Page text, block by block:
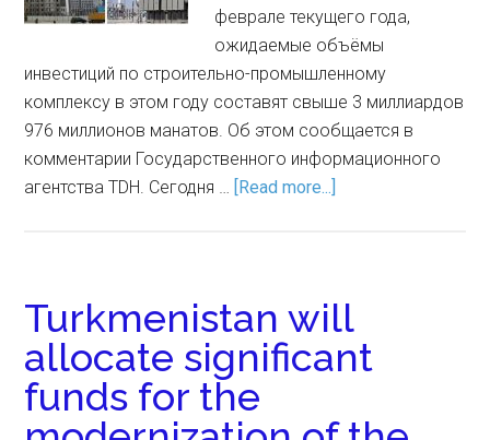
феврале текущего года,
ожидаемые объёмы
инвестиций по строительно-промышленному
комплексу в этом году составят свыше 3 миллиардов
976 миллионов манатов. Об этом сообщается в
комментарии Государственного информационного
агентства TDH. Сегодня … [Read more...]
Turkmenistan will
allocate significant
funds for the